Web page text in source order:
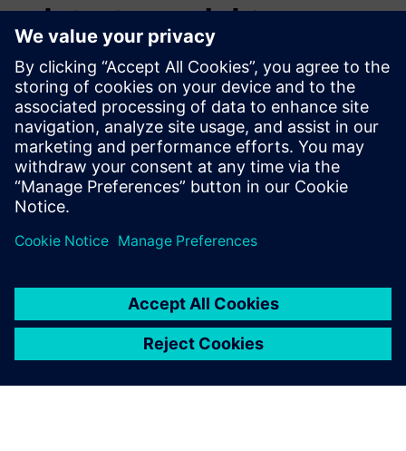
relaterte produkter
Tilleggsinformasjon og ressurser
VS126 datablad
VS126 Brukerhåndbok
Milesight IoT bedriftsprofil 2025